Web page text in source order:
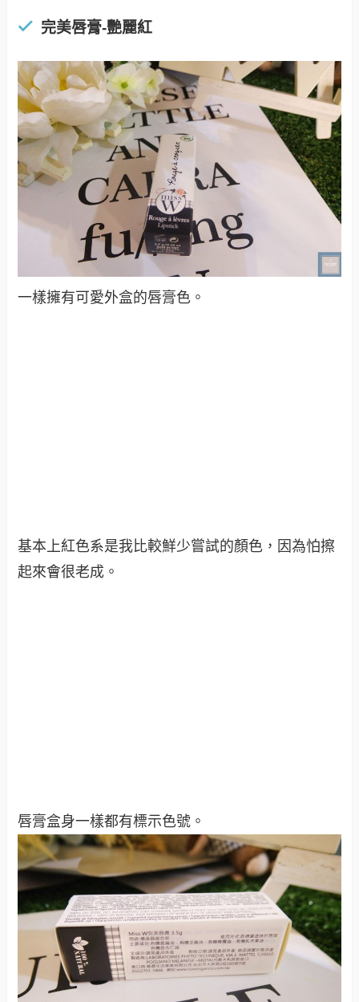
完美唇膏-艷麗紅
一樣擁有可愛外盒的唇膏色。
基本上紅色系是我比較鮮少嘗試的顏色，因為怕擦
起來會很老成。
唇膏盒身一樣都有標示色號。